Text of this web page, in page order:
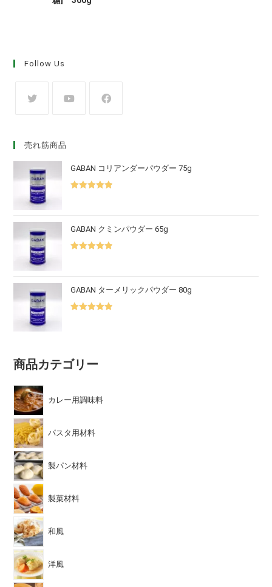
Follow Us
売れ筋商品
GABAN コリアンダーパウダー 75g
GABAN クミンパウダー 65g
GABAN ターメリックパウダー 80g
商品カテゴリー
カレー用調味料
パスタ用材料
製パン材料
製菓材料
和風
洋風